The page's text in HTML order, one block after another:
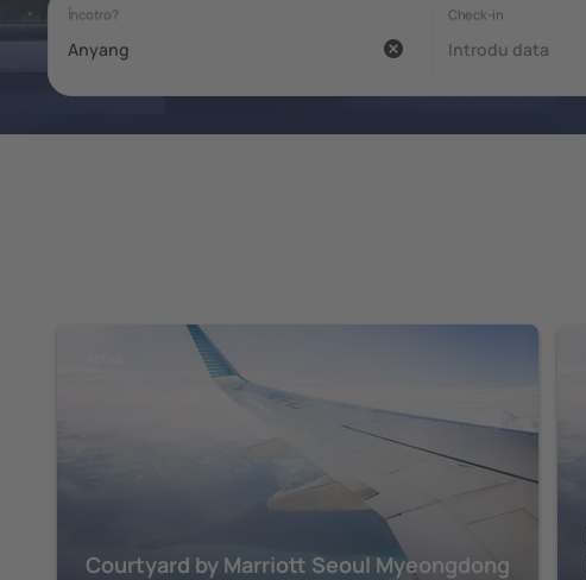
Courtyard by Marriott Seoul Myeongdong